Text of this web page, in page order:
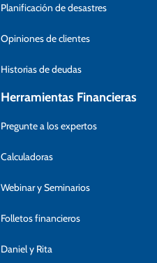
Planificación de desastres
Opiniones de clientes
Historias de deudas
Herramientas Financieras
Pregunte a los expertos
Calculadoras
Webinar y Seminarios
Folletos financieros
Daniel y Rita